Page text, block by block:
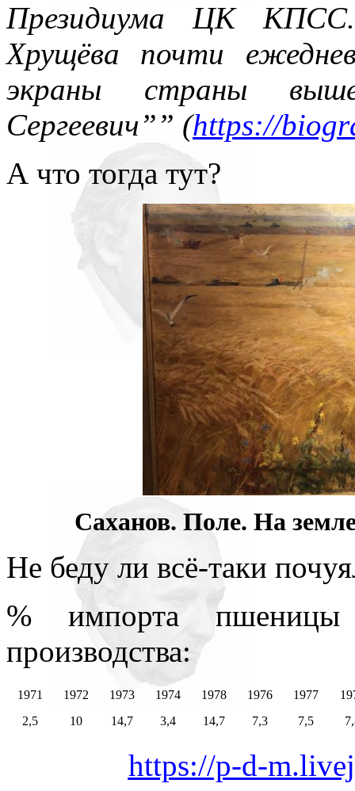
Президиума ЦК
Хрущёва почти
экраны страны
Сергеевич”” (https://
А что тогда тут?
Саханов. Поле. На
Не беду ли всё-таки
% импорта пшеницы
производства:
1971 1972 1973 1974 1978 1976 1977
2,5
10 14,7 3,4 14,7 7,3 7,5
https://p-d-